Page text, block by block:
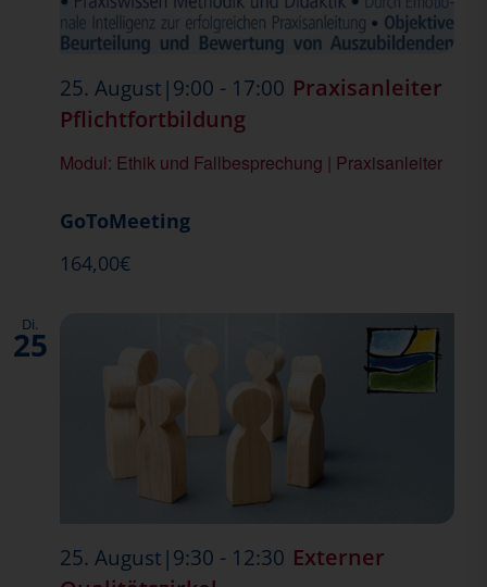
Modul: Ethik und Fallbesprechung | Praxisanleiter
25. August|9:00 - 17:00 Praxisanleiter
Pflichtfortbildung
GoToMeeting
164,00€
Di.
25
25. August|9:30 - 12:30 Externer